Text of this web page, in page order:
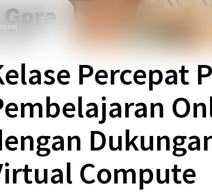
68,098
Percepat
Compute